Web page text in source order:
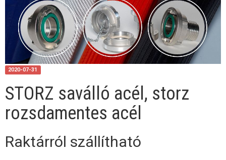
2020-07-31
STORZ saválló acél, storz
rozsdamentes acél
Raktárról szállítható